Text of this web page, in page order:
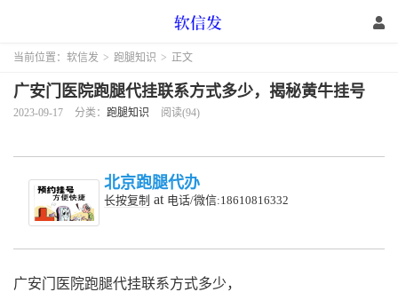
当前位置： 软信发 > 跑腿知识 > 正文
广安门医院跑腿代挂联系方式多少，揭秘黄牛挂号
2023-09-17 分类： 跑腿知识 阅读(94)
北京跑腿代办
长按复制 at 电话/微信:18610816332
广安门医院跑腿代挂联系方式多少，